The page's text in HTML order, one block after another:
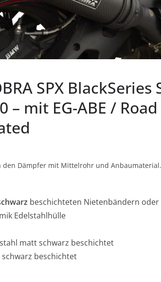
SPX
– mit EG-ABE /
den Dämpfer mit Mittelrohr und Anbaumaterial.
beschichteten Nietenbändern oder
Edelstahlhülle
matt schwarz beschichtet
beschichtet